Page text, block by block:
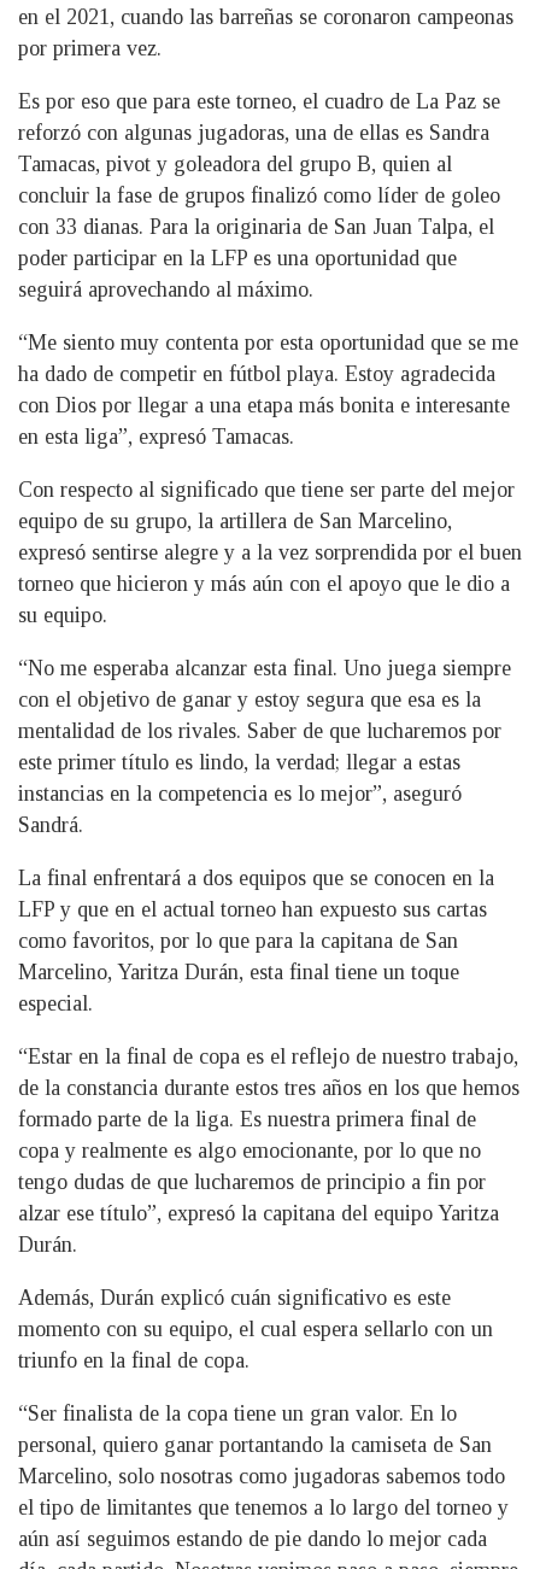
en el 2021, cuando las barreñas se coronaron campeonas
por primera vez.
Es por eso que para este torneo, el cuadro de La Paz se
reforzó con algunas jugadoras, una de ellas es Sandra
Tamacas, pivot y goleadora del grupo B, quien al
concluir la fase de grupos finalizó como líder de goleo
con 33 dianas. Para la originaria de San Juan Talpa, el
poder participar en la LFP es una oportunidad que
seguirá aprovechando al máximo.
“Me siento muy contenta por esta oportunidad que se me
ha dado de competir en fútbol playa. Estoy agradecida
con Dios por llegar a una etapa más bonita e interesante
en esta liga”, expresó Tamacas.
Con respecto al significado que tiene ser parte del mejor
equipo de su grupo, la artillera de San Marcelino,
expresó sentirse alegre y a la vez sorprendida por el buen
torneo que hicieron y más aún con el apoyo que le dio a
su equipo.
“No me esperaba alcanzar esta final. Uno juega siempre
con el objetivo de ganar y estoy segura que esa es la
mentalidad de los rivales. Saber de que lucharemos por
este primer título es lindo, la verdad; llegar a estas
instancias en la competencia es lo mejor”, aseguró
Sandrá.
La final enfrentará a dos equipos que se conocen en la
LFP y que en el actual torneo han expuesto sus cartas
como favoritos, por lo que para la capitana de San
Marcelino, Yaritza Durán, esta final tiene un toque
especial.
“Estar en la final de copa es el reflejo de nuestro trabajo,
de la constancia durante estos tres años en los que hemos
formado parte de la liga. Es nuestra primera final de
copa y realmente es algo emocionante, por lo que no
tengo dudas de que lucharemos de principio a fin por
alzar ese título”, expresó la capitana del equipo Yaritza
Durán.
Además, Durán explicó cuán significativo es este
momento con su equipo, el cual espera sellarlo con un
triunfo en la final de copa.
“Ser finalista de la copa tiene un gran valor. En lo
personal, quiero ganar portantando la camiseta de San
Marcelino, solo nosotras como jugadoras sabemos todo
el tipo de limitantes que tenemos a lo largo del torneo y
aún así seguimos estando de pie dando lo mejor cada